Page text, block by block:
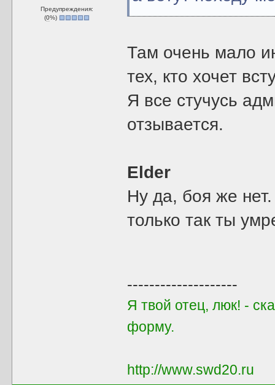
Предупреждения:
(0%)
Там очень мало
тех, кто хочет
Я все стучусь
отзывается.
Elder
Ну да, боя же нет.
только так ты
--------------------
Я твой отец, люк! -
форму.
http://www.swd20.ru